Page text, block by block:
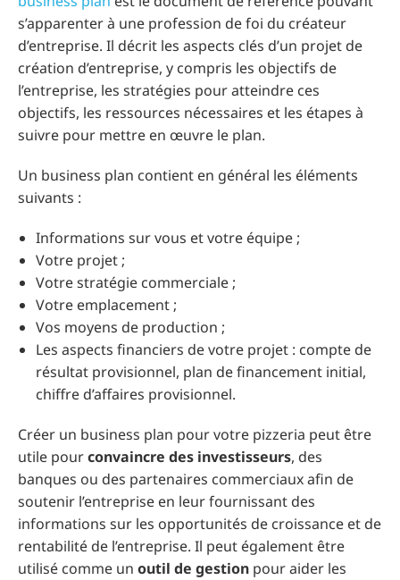
s’apparenter à une profession de foi du créateur
d’entreprise. Il décrit les aspects clés d’un projet de
création d’entreprise, y compris les objectifs de
l’entreprise, les stratégies pour atteindre ces
objectifs, les ressources nécessaires et les étapes à
suivre pour mettre en œuvre le plan.
Un business plan contient en général les éléments
suivants :
Informations sur vous et votre équipe ;
Votre projet ;
Votre stratégie commerciale ;
Votre emplacement ;
Vos moyens de production ;
Les aspects financiers de votre projet : compte de
résultat provisionnel, plan de financement initial,
chiffre d’affaires provisionnel.
Créer un business plan pour votre pizzeria peut être
utile pourconvaincre des investisseurs, des
banques ou des partenaires commerciaux afin de
soutenir l’entreprise en leur fournissant des
informations sur les opportunités de croissance et de
rentabilité de l’entreprise. Il peut également être
utilisé comme un outil de gestion pour aider les